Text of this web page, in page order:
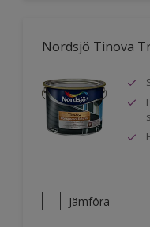
Nordsjö Tinova
Jämföra